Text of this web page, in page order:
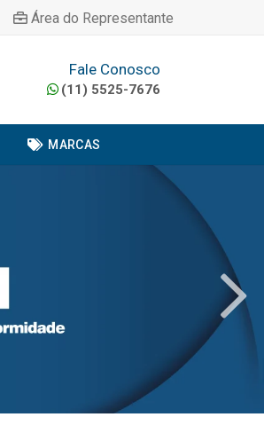
Área do Representante
Fale Conosco
(11) 5525-7676
MARCAS